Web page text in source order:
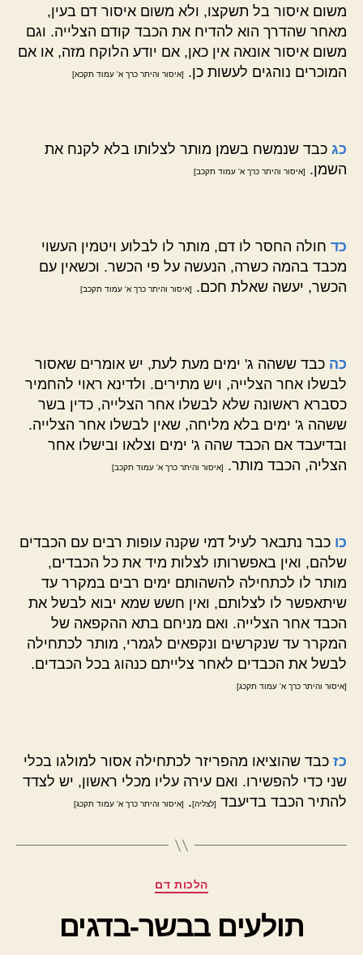
משום איסור בל תשקצו, ולא משום איסור דם בעין,
מאחר שהדרך הוא להדיח את הכבד קודם הצלייה. וגם
משום איסור אונאה אין כאן, אם יודע הלוקח מזה, או אם
המוכרים נוהגים לעשות כן.
[איסור והיתר כרך א' עמוד תקכא]
כג כבד שנמשח בשמן מותר לצלותו בלא לקנח את
השמן.
[איסור והיתר כרך א' עמוד תקכב]
כד חולה החסר לו דם, מותר לו לבלוע ויטמין העשוי
מכבד בהמה כשרה, הנעשה על פי הכשר. וכשאין עם
הכשר, יעשה שאלת חכם.
[איסור והיתר כרך א' עמוד תקכב]
כה כבד ששהה ג' ימים מעת לעת, יש אומרים שאסור
לבשלו אחר הצלייה, ויש מתירים. ולדינא ראוי להחמיר
כסברא ראשונה שלא לבשלו אחר הצלייה, כדין בשר
ששהה ג' ימים בלא מליחה, שאין לבשלו אחר הצלייה.
ובדיעבד אם הכבד שהה ג' ימים וצלאו ובישלו אחר
הצליה, הכבד מותר.
[איסור והיתר כרך א' עמוד תקכב]
כו כבר נתבאר לעיל דמי שקנה עופות רבים עם הכבדים
שלהם, ואין באפשרותו לצלות מיד את כל הכבדים,
מותר לו לכתחילה להשהותם ימים רבים במקרר עד
שיתאפשר לו לצלותם, ואין חשש שמא יבוא לבשל את
הכבד אחר הצלייה. ואם מניחם בתא ההקפאה של
המקרר עד שנקרשים ונקפאים לגמרי, מותר לכתחילה
לבשל את הכבדים לאחר צלייתם כנהוג בכל הכבדים.
[איסור והיתר כרך א' עמוד תקכג]
כז כבד שהוציאו מהפריזר לכתחילה אסור למולגו בכלי
שני כדי להפשירו. ואם עירה עליו מכלי ראשון, יש לצדד
להתיר הכבד בדיעבד [לצליה]. [איסור והיתר כרך א' עמוד תקכג]
קטגוריות
הלכות דם
תולעים בבשר-בדגים